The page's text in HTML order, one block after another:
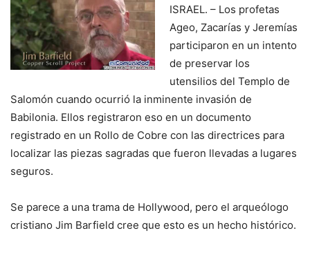
ISRAEL. – Los profetas
Ageo, Zacarías y Jeremías
participaron en un intento
de preservar los
utensilios del Templo de
Salomón cuando ocurrió la inminente invasión de
Babilonia. Ellos registraron eso en un documento
registrado en un Rollo de Cobre con las directrices para
localizar las piezas sagradas que fueron llevadas a lugares
seguros.
Se parece a una trama de Hollywood, pero el arqueólogo
cristiano Jim Barfield cree que esto es un hecho histórico.